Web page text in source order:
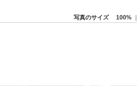
写真のサイズ 100%